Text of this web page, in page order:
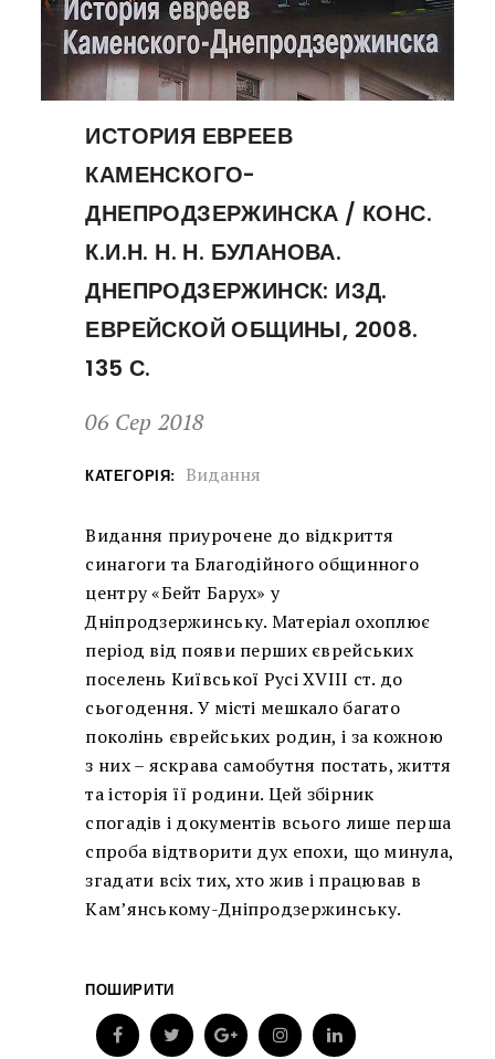
ИСТОРИЯ ЕВРЕЕВ
КАМЕНСКОГО-
ДНЕПРОДЗЕРЖИНСКА / КОНС.
К.И.Н. Н. Н. БУЛАНОВА.
ДНЕПРОДЗЕРЖИНСК: ИЗД.
ЕВРЕЙСКОЙ ОБЩИНЫ, 2008.
135 С.
06 Сер 2018
КАТЕГОРІЯ: Видання
Видання приурочене до відкриття
синагоги та Благодійного общинного
центру «Бейт Барух» у
Дніпродзержинську. Матеріал охоплює
період від появи перших єврейських
поселень Київської Русі XVIII ст. до
сьогодення. У місті мешкало багато
поколінь єврейських родин, і за кожною
з них – яскрава самобутня постать, життя
та історія її родини. Цей збірник
спогадів і документів всього лише перша
спроба відтворити дух епохи, що минула,
згадати всіх тих, хто жив і працював в
Кам’янському-Дніпродзержинську.
ПОШИРИТИ